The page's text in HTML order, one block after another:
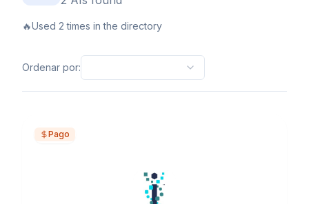
🔥Used 2 times in the directory
Ordenar por:
Pago